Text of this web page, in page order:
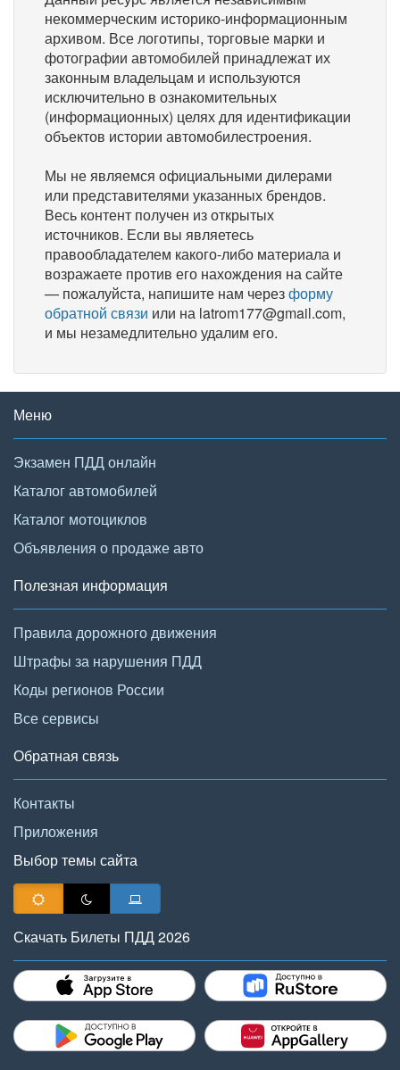
некоммерческим историко-информационным
архивом. Все логотипы, торговые марки и
фотографии автомобилей принадлежат их
законным владельцам и используются
исключительно в ознакомительных
(информационных) целях для идентификации
объектов истории автомобилестроения.
Мы не являемся официальными дилерами
или представителями указанных брендов.
Весь контент получен из открытых
источников. Если вы являетесь
правообладателем какого-либо материала и
возражаете против его нахождения на сайте
— пожалуйста, напишите нам черезформу
обратной связи или на latrom177@gmail.com,
и мы незамедлительно удалим его.
Меню
Экзамен ПДД онлайн
Каталог автомобилей
Каталог мотоциклов
Объявления о продаже авто
Полезная информация
Правила дорожного движения
Штрафы за нарушения ПДД
Коды регионов России
Все сервисы
Обратная связь
Контакты
Приложения
Выбор темы сайта
Скачать Билеты ПДД 2026